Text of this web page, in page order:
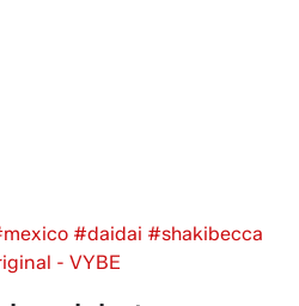
#daidai #shakibecca
- VYBE